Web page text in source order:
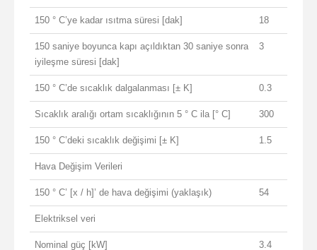
150 ° C’ye kadar ısıtma süresi [dak] 18
150 saniye boyunca kapı açıldıktan 30 saniye sonra
iyileşme süresi [dak]
3
150 ° C’de sıcaklık dalgalanması [± K] 0.3
Sıcaklık aralığı ortam sıcaklığının 5 ° C ila [° C] 300
150 ° C’deki sıcaklık değişimi [± K] 1.5
Hava Değişim Verileri
150 ° C’ [x / h]’ de hava değişimi (yaklaşık) 54
Elektriksel veri
Nominal güç [kW] 3.4